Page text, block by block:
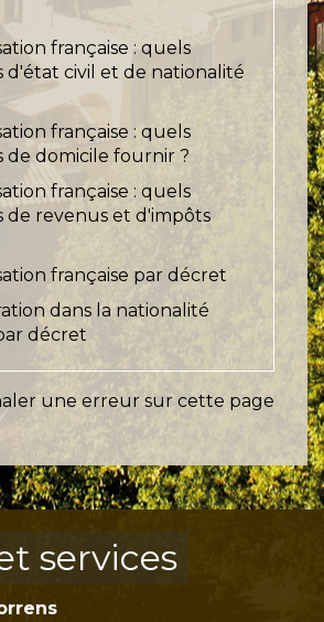
française : quels
d'état civil et de nationalité
française : quels
de domicile fournir ?
française : quels
de revenus et d'impôts
française par décret
dans la nationalité
décret
une erreur sur cette page
services